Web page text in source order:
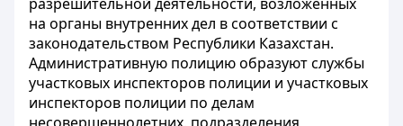
на органы внутренних дел в соответствии с
законодательством Республики Казахстан.
Административную полицию образуют службы
участковых инспекторов полиции и участковых
инспекторов полиции по делам